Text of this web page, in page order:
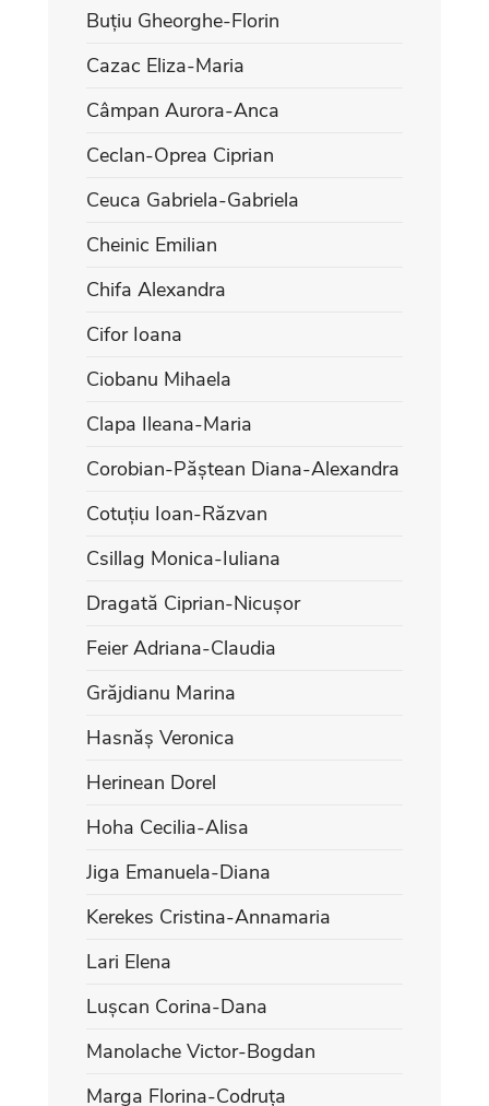
Buțiu Gheorghe-Florin
Cazac Eliza-Maria
Câmpan Aurora-Anca
Ceclan-Oprea Ciprian
Ceuca Gabriela-Gabriela
Cheinic Emilian
Chifa Alexandra
Cifor Ioana
Ciobanu Mihaela
Clapa Ileana-Maria
Corobian-Păștean Diana-Alexandra
Cotuțiu Ioan-Răzvan
Csillag Monica-Iuliana
Dragată Ciprian-Nicușor
Feier Adriana-Claudia
Grăjdianu Marina
Hasnăș Veronica
Herinean Dorel
Hoha Cecilia-Alisa
Jiga Emanuela-Diana
Kerekes Cristina-Annamaria
Lari Elena
Lușcan Corina-Dana
Manolache Victor-Bogdan
Marga Florina-Codruța